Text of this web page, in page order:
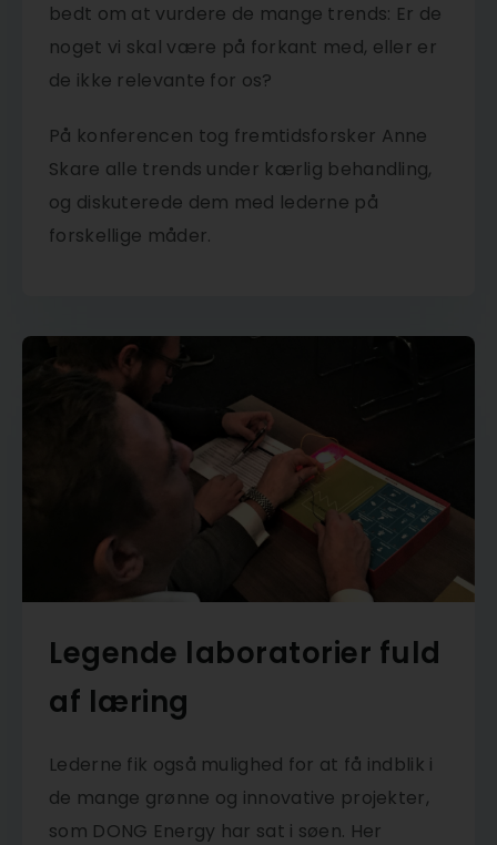
bedt om at vurdere de mange trends: Er de
noget vi skal være på forkant med, eller er
de ikke relevante for os?
På konferencen tog fremtidsforsker Anne
Skare alle trends under kærlig behandling,
og diskuterede dem med lederne på
forskellige måder.
Legende laboratorier fuld
af læring
Lederne fik også mulighed for at få indblik i
de mange grønne og innovative projekter,
som DONG Energy har sat i søen. Her